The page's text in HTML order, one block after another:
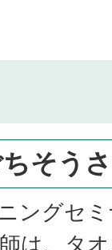
そう
ングセ
は、タ